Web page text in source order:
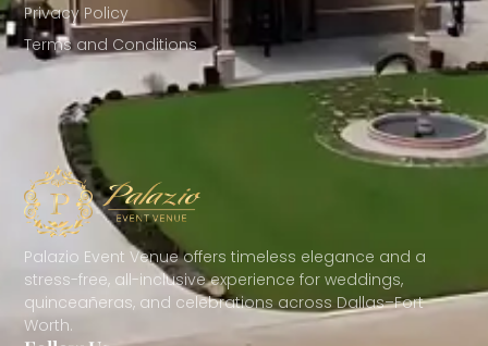
Palazio Event Venue offers timeless elegance and a
stress-free, all-inclusive experience for weddings,
quinceañeras, and celebrations across Dallas–Fort
Worth.
Privacy Policy
Terms and Conditions